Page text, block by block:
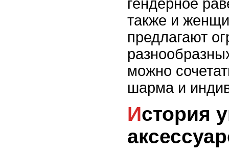
гендерное
также и
предлагают
можно
шарма и
История уникальных модных